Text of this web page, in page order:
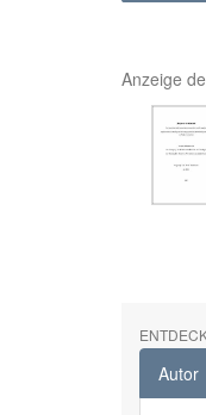
Anzeige
Autor